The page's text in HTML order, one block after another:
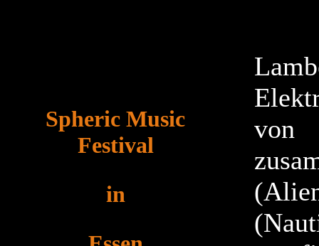
Spheric Music
Festival
in
von